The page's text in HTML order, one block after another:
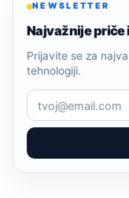
NEWSLETTER
Najvažnije priče
Prijavite se za
tehnologiji.